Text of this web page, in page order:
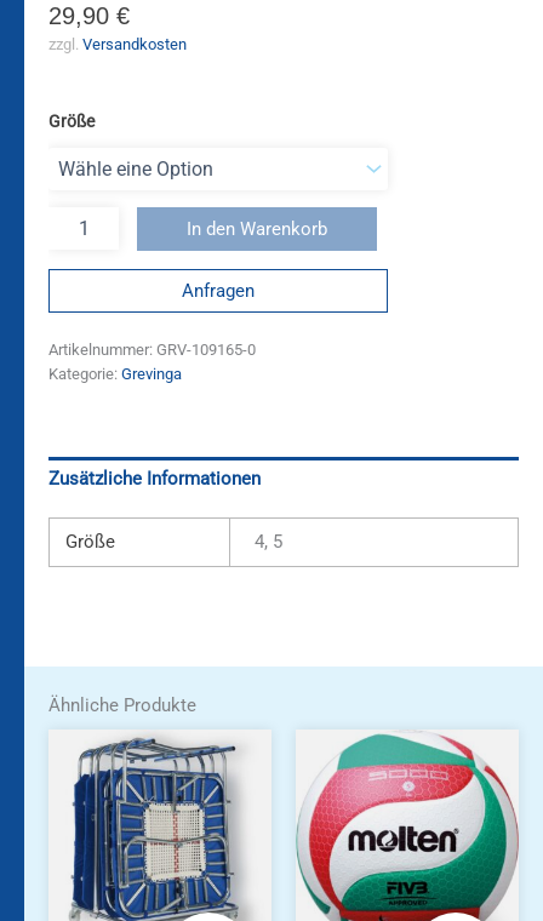
29,90 €
zzgl. Versandkosten
Größe
In den Warenkorb
Anfragen
Artikelnummer: GRV-109165-0
Kategorie: Grevinga
Zusätzliche Informationen
Größe 4, 5
Ähnliche Produkte